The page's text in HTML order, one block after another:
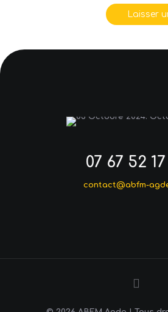
07 67 52
contact@abfm-